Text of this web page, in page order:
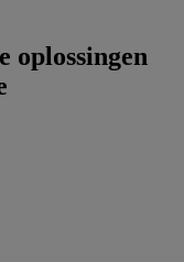
oplossingen